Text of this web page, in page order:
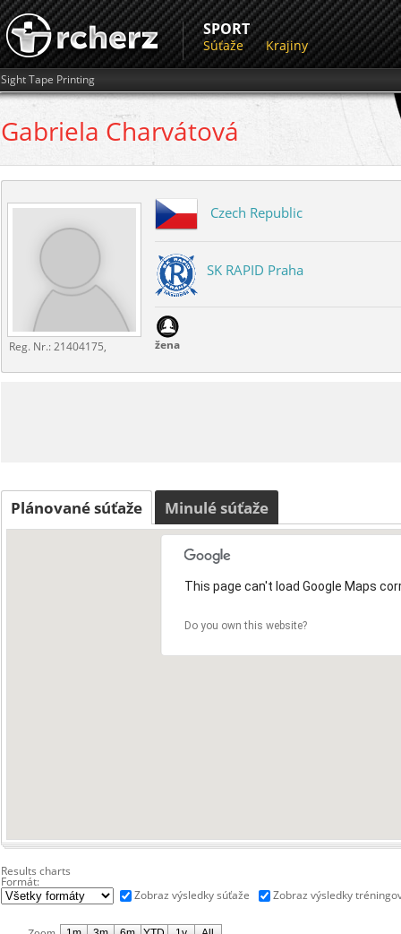
SPORT
Súťaže Krajiny
Sight Tape Printing
Gabriela Charvátová
Reg. Nr.:21404175,
Czech Republic
SK RAPID Praha
žena
Plánované súťaže Minulé súťaže
This page can't load Google Maps
Do you own this website?
Results charts
Formát:
Zobraz výsledky súťaže
Zobraz výsledky